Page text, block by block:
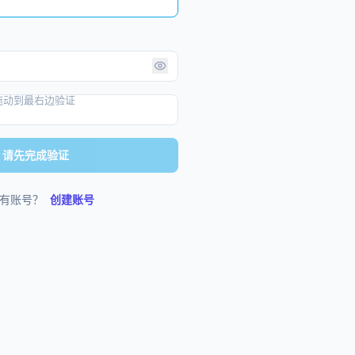
到最右边验证
请先完成验证
账号？ 创建账号